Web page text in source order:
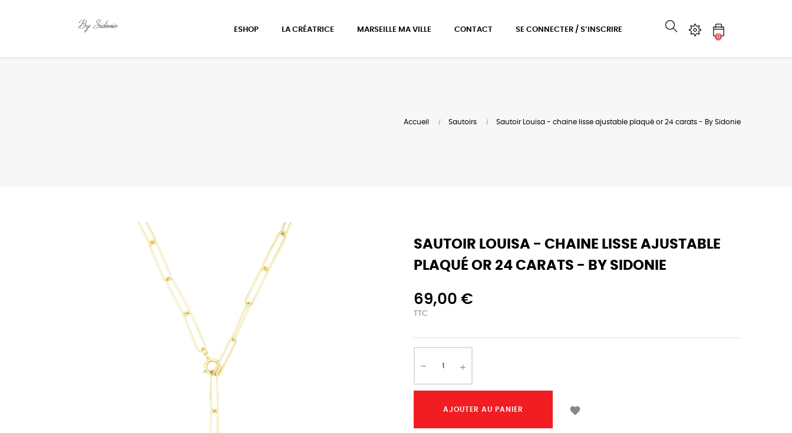
ESHOP LA CRÉATRICE MARSEILLE MA VILLE CONTACT SE CONNECTER / S’INSCRIRE
0
Accueil Sautoirs Sautoir Louisa - chaine lisse ajustable plaqué or 24 carats - By Sidonie
SAUTOIR LOUISA - CHAINE LISSE AJUSTABLE
PLAQUÉ OR 24 CARATS - BY SIDONIE
69,00 €
TTC
AJOUTER AU PANIER 